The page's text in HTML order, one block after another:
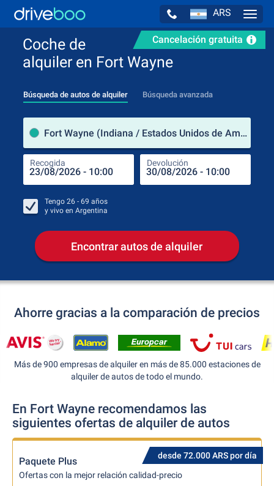
ARS
Cancelación gratuita
Coche de
alquiler en Fort Wayne
Búsqueda de autos de alquiler Búsqueda avanzada
Fort Wayne (Indiana / Estados Unidos de América)
Recogida Devolución
Tengo 26 - 69 años
y vivo en Argentina
Encontrar autos de alquiler
Ahorre gracias a la comparación de precios
Más de 900 empresas de alquiler en más de 85.000 estaciones de
alquiler de autos de todo el mundo.
En Fort Wayne recomendamos las
siguientes ofertas de alquiler de autos
desde 72.000 ARS por día
Paquete Plus
Ofertas con la mejor relación calidad-precio